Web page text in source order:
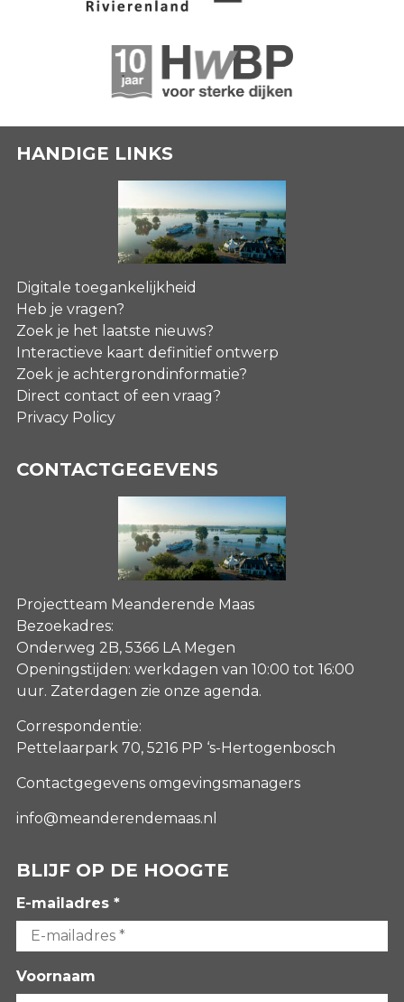
HANDIGE LINKS
Digitale toegankelijkheid
Heb je vragen?
Zoek je het laatste nieuws?
Interactieve kaart definitief ontwerp
Zoek je achtergrondinformatie?
Direct contact of een vraag?
Privacy Policy
CONTACTGEGEVENS
Projectteam Meanderende Maas
Bezoekadres:
Onderweg 2B, 5366 LA Megen
Openingstijden: werkdagen van 10:00 tot 16:00
uur. Zaterdagen zie onze agenda.
Correspondentie:
Pettelaarpark 70, 5216 PP ‘s-Hertogenbosch
Contactgegevens omgevingsmanagers
info@meanderendemaas.nl
BLIJF OP DE HOOGTE
E-mailadres *
Voornaam